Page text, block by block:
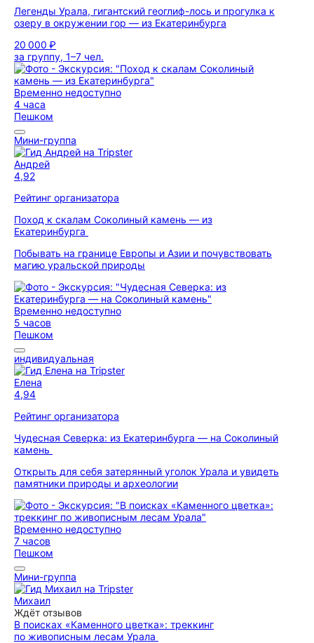
Легенды Урала, гигантский геоглиф-лось и прогулка к
озеру в окружении гор — из Екатеринбурга
20 000 ₽
за группу, 1–7 чел.
Временно недоступно
4 часа
Пешком
Мини-группа
Андрей
4,92
Рейтинг организатора
Поход к скалам Соколиный камень — из
Екатеринбурга
Побывать на границе Европы и Азии и почувствовать
магию уральской природы
Временно недоступно
5 часов
Пешком
индивидуальная
Елена
4,94
Рейтинг организатора
Чудесная Северка: из Екатеринбурга — на Соколиный
камень
Открыть для себя затерянный уголок Урала и увидеть
памятники природы и археологии
Временно недоступно
7 часов
Пешком
Мини-группа
Михаил
Ждёт отзывов
В поисках «Каменного цветка»: треккинг
по живописным лесам Урала